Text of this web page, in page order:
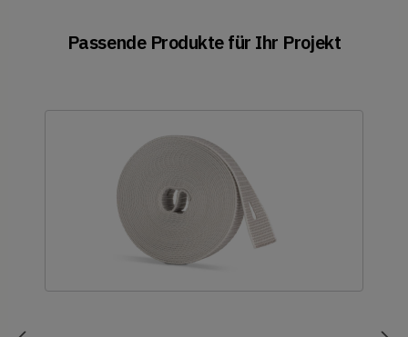
Passende Produkte für Ihr Projekt